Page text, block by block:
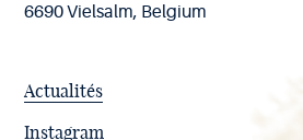
6690 Vielsalm, Belgium
Instagram
Actualités